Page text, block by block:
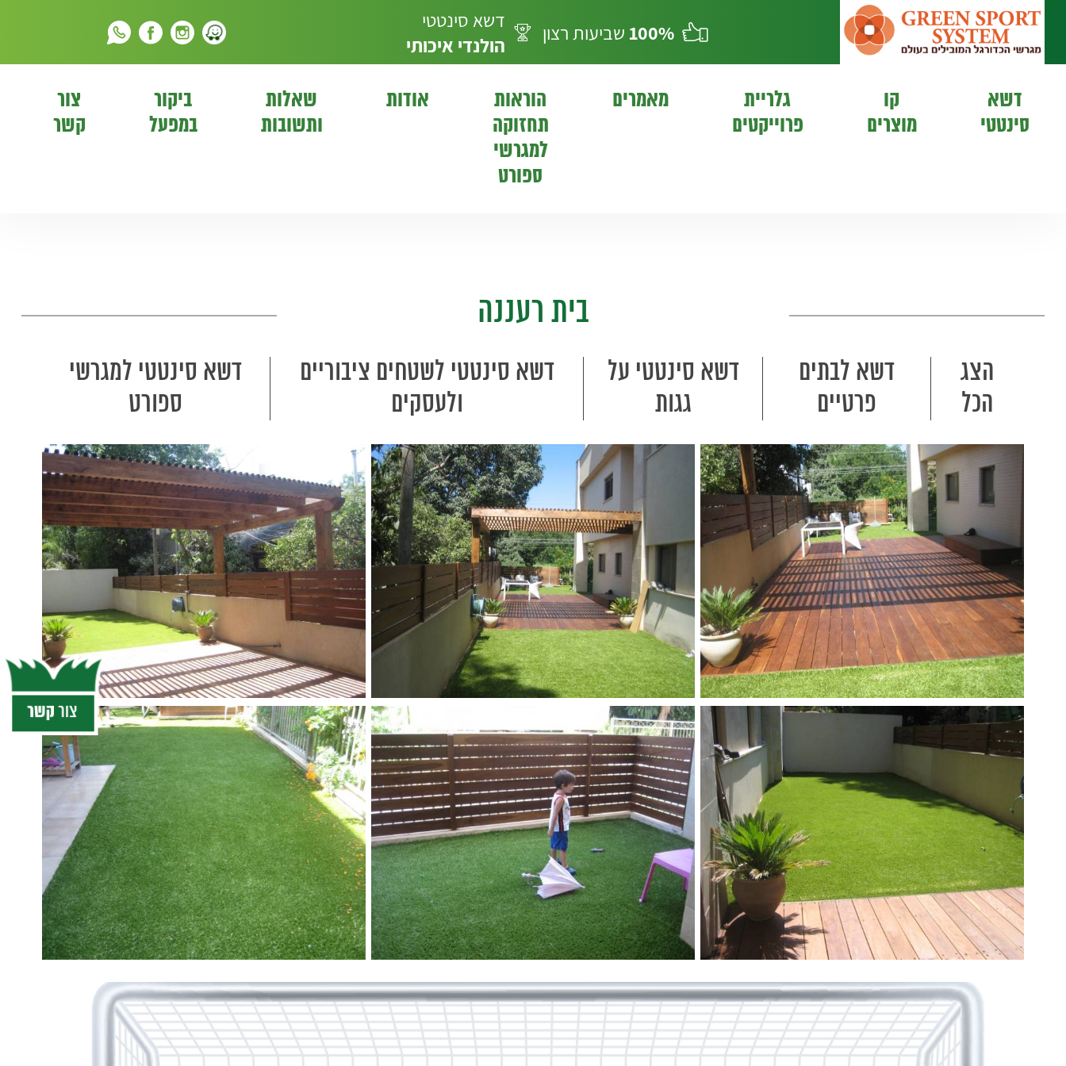
100% שביעות רצון
דשא סינטטי
הולנדי איכותי
דשא
סינטטי
קו
מוצרים
גלריית
פרוייקטים
מאמרים
הוראות
תחזוקה
למגרשי
ספורט
אודות
שאלות
ותשובות
ביקור
במפעל
צור
קשר
בית רעננה
הצג
הכל
דשא לבתים
פרטיים
דשא סינטטי על
גגות
דשא סינטטי לשטחים ציבוריים
ולעסקים
דשא סינטטי למגרשי
ספורט